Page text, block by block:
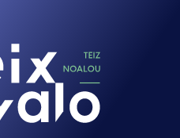
Theix-Noyalo